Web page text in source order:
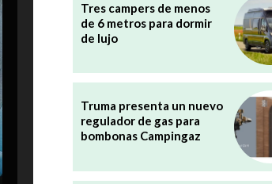
Tres campers de menos
de 6 metros para dormir
de lujo
Truma presenta un nuevo
regulador de gas para
bombonas Campingaz